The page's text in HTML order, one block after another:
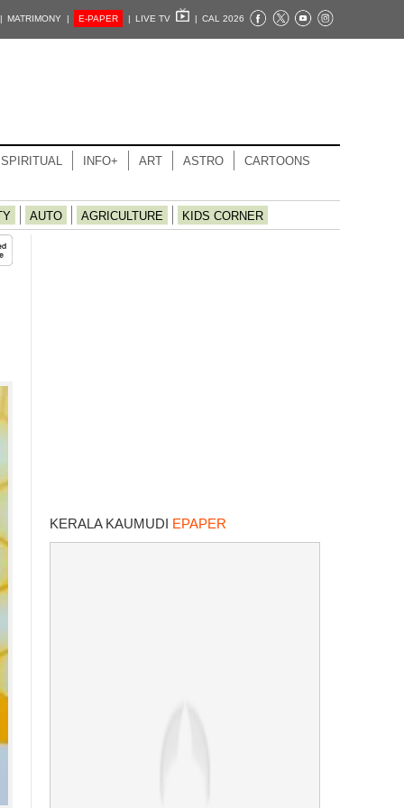
MATRIMONY | E-PAPER | LIVE TV | CAL 2026
SPIRITUAL INFO+ ART ASTRO CARTOONS
AUTO AGRICULTURE KIDS CORNER
KERALA KAUMUDI EPAPER